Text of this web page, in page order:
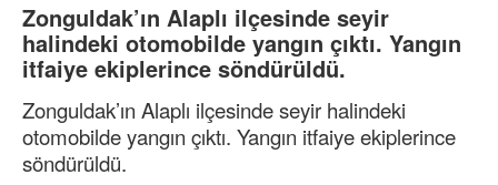
Zonguldak’ın Alaplı ilçesinde seyir
halindeki otomobilde yangın çıktı. Yangın
itfaiye ekiplerince söndürüldü.
Zonguldak’ın Alaplı ilçesinde seyir halindeki
otomobilde yangın çıktı. Yangın itfaiye ekiplerince
söndürüldü.